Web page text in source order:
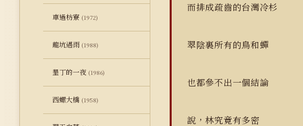
車過枋寮 (1972)
龍坑遇雨 (1988)
墾丁的一夜 (1986)
西螺大橋 (1958)
而排成疏齒的台灣冷杉
翠陰裏所有的鳥和蟬
也都參不出一個結論
說，林究竟有多密